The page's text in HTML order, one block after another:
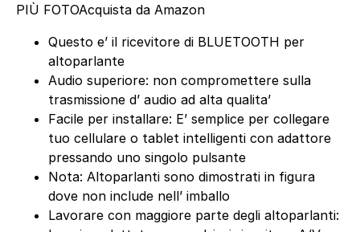
PIÙ FOTOAcquista da Amazon
Questo e’ il ricevitore di BLUETOOTH per
altoparlante
Audio superiore: non compromettere sulla
trasmissione d’ audio ad alta qualita’
Facile per installare: E’ semplice per collegare
tuo cellulare o tablet intelligenti con adattore
pressando uno singolo pulsante
Nota: Altoparlanti sono dimostrati in figura
dove non include nell’ imballo
Lavorare con maggiore parte degli altoparlanti: